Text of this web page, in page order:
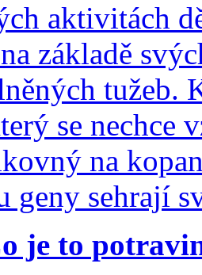
aktivitách
základě
tužeb.
se nechce
na
geny sehrají
je to